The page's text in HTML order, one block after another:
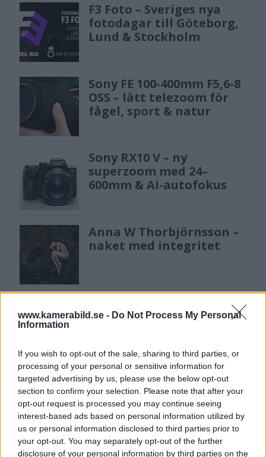
www.kamerabild.se - Do Not Process My Personal
Information
If you wish to opt-out of the sale, sharing to third parties, or
processing of your personal or sensitive information for
targeted advertising by us, please use the below opt-out
section to confirm your selection. Please note that after your
opt-out request is processed you may continue seeing
interest-based ads based on personal information utilized by
us or personal information disclosed to third parties prior to
your opt-out. You may separately opt-out of the further
disclosure of your personal information by third parties on the
F3 Foto – Sveriges nya
fotodagar till Göteborg,
Lund & Stockholm
Sony FE 100-400mm F5,6-8
OSS – lätt telezoom för
fågel, sport & natur
Sony RX10 V – ny
superzoom med 24–
600mm & AI-autofokus
Anna W Thorbjörnsson –
naket med integritet